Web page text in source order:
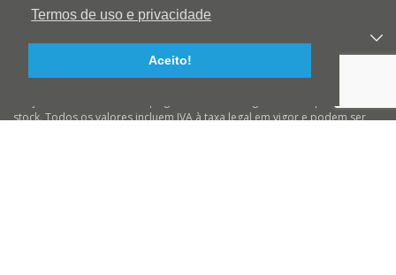
Termos de uso e privacidade
Aceito!
CONTACTOS
stock. Todos os valores incluem IVA à taxa legal em vigor e podem ser